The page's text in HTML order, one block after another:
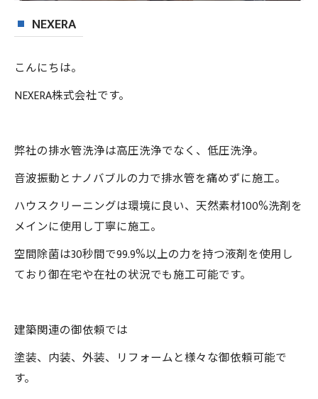
NEXERA
こんにちは。
NEXERA株式会社です。
弊社の排水管洗浄は高圧洗浄でなく、低圧洗浄。
音波振動とナノバブルの力で排水管を痛めずに施工。
ハウスクリーニングは環境に良い、天然素材100%洗剤を
メインに使用し丁寧に施工。
空間除菌は30秒間で99.9%以上の力を持つ液剤を使用し
ており御在宅や在社の状況でも施工可能です。
建築関連の御依頼では
塗装、内装、外装、リフォームと様々な御依頼可能で
す。